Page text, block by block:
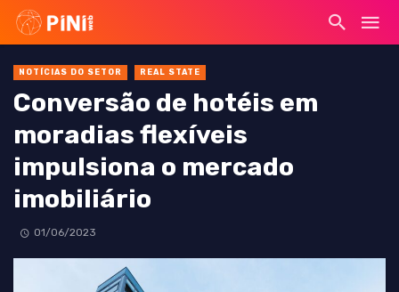
NOTÍCIAS DO SETOR REAL STATE
Conversão de hotéis em
moradias flexíveis
impulsiona o mercado
imobiliário
01/06/2023